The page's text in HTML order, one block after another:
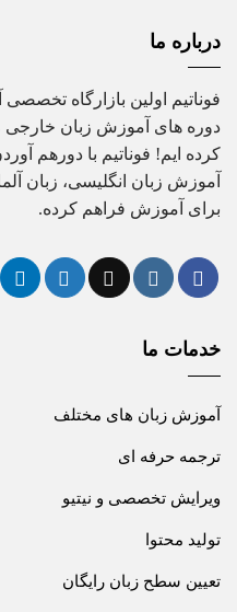
درباره ما
فوناتیم اولین بازارگاه
دوره های آموزش زبان خارجی
کرده ایم! فوناتیم با دورهم
آموزش زبان انگلیسی، زبان
برای آموزش فراهم کرده.
خدمات ما
آموزش زبان های مختلف
ترجمه حرفه ای
ویرایش تخصصی و نیتیو
تولید محتوا
تعیین سطح زبان رایگان